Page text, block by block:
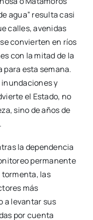
agua” resulta casi
calles, avenidas
convierten en ríos
con la mitad de la
esta semana.
y
el Estado, no
sino de años de
la dependencia
permanente
tormenta, las
más
a levantar sus
por cuenta